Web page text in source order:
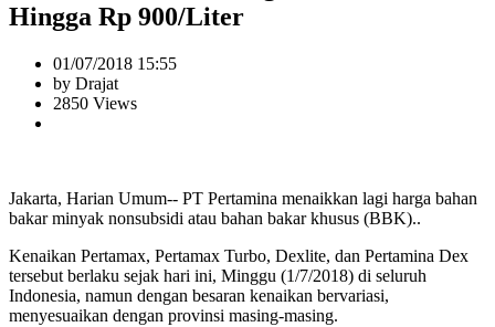
Hingga Rp 900/Liter
01/07/2018 15:55
by Drajat
2850 Views
Jakarta, Harian Umum-- PT Pertamina menaikkan lagi harga bahan
bakar minyak nonsubsidi atau bahan bakar khusus (BBK)..
Kenaikan Pertamax, Pertamax Turbo, Dexlite, dan Pertamina Dex
tersebut berlaku sejak hari ini, Minggu (1/7/2018) di seluruh
Indonesia, namun dengan besaran kenaikan bervariasi,
menyesuaikan dengan provinsi masing-masing.